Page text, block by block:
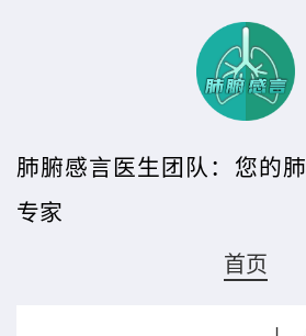
肺腑感言医生团队：您的
专家
首页